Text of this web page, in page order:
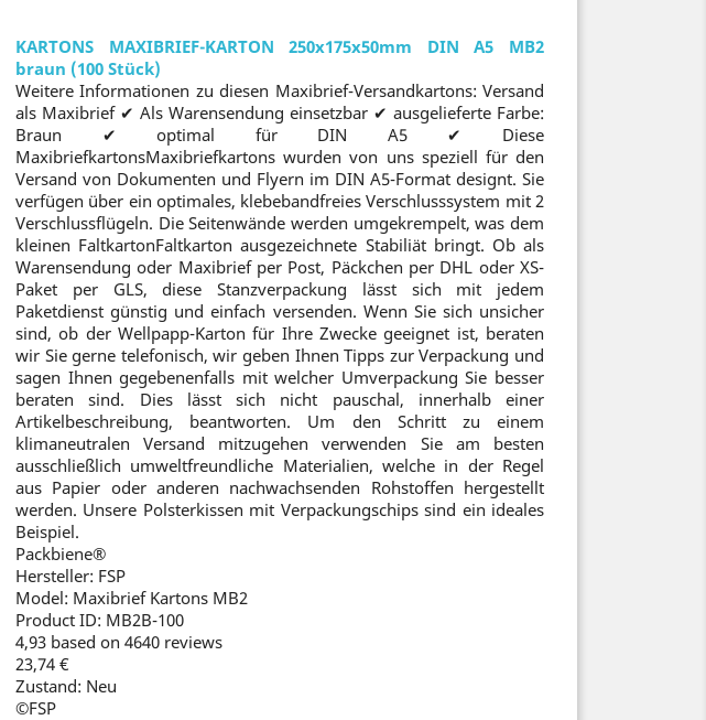
KARTONS MAXIBRIEF-KARTON 250x175x50mm DIN A5 MB2
braun (100 Stück)
Weitere Informationen zu diesen Maxibrief-Versandkartons: Versand
als Maxibrief ✔ Als Warensendung einsetzbar ✔ ausgelieferte Farbe:
Braun ✔ optimal für DIN A5 ✔ Diese
MaxibriefkartonsMaxibriefkartons wurden von uns speziell für den
Versand von Dokumenten und Flyern im DIN A5-Format designt. Sie
verfügen über ein optimales, klebebandfreies Verschlusssystem mit 2
Verschlussflügeln. Die Seitenwände werden umgekrempelt, was dem
kleinen FaltkartonFaltkarton ausgezeichnete Stabiliät bringt. Ob als
Warensendung oder Maxibrief per Post, Päckchen per DHL oder XS-
Paket per GLS, diese Stanzverpackung lässt sich mit jedem
Paketdienst günstig und einfach versenden. Wenn Sie sich unsicher
sind, ob der Wellpapp-Karton für Ihre Zwecke geeignet ist, beraten
wir Sie gerne telefonisch, wir geben Ihnen Tipps zur Verpackung und
sagen Ihnen gegebenenfalls mit welcher Umverpackung Sie besser
beraten sind. Dies lässt sich nicht pauschal, innerhalb einer
Artikelbeschreibung, beantworten. Um den Schritt zu einem
klimaneutralen Versand mitzugehen verwenden Sie am besten
ausschließlich umweltfreundliche Materialien, welche in der Regel
aus Papier oder anderen nachwachsenden Rohstoffen hergestellt
werden. Unsere Polsterkissen mit Verpackungschips sind ein ideales
Beispiel.
Packbiene®
Hersteller: FSP
Model: Maxibrief Kartons MB2
Product ID: MB2B-100
4,93 based on 4640 reviews
23,74 €
Zustand: Neu
©FSP